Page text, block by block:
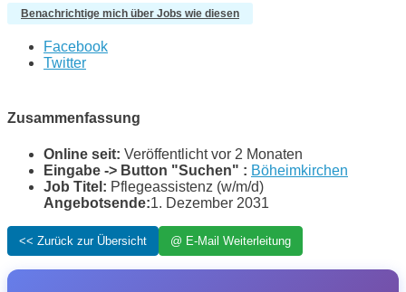
Benachrichtige mich über Jobs wie diesen
Facebook
Twitter
Zusammenfassung
Online seit: Veröffentlicht vor 2 Monaten
Eingabe -> Button "Suchen" : Böheimkirchen
Job Titel: Pflegeassistenz (w/m/d)
Angebotsende:1. Dezember 2031